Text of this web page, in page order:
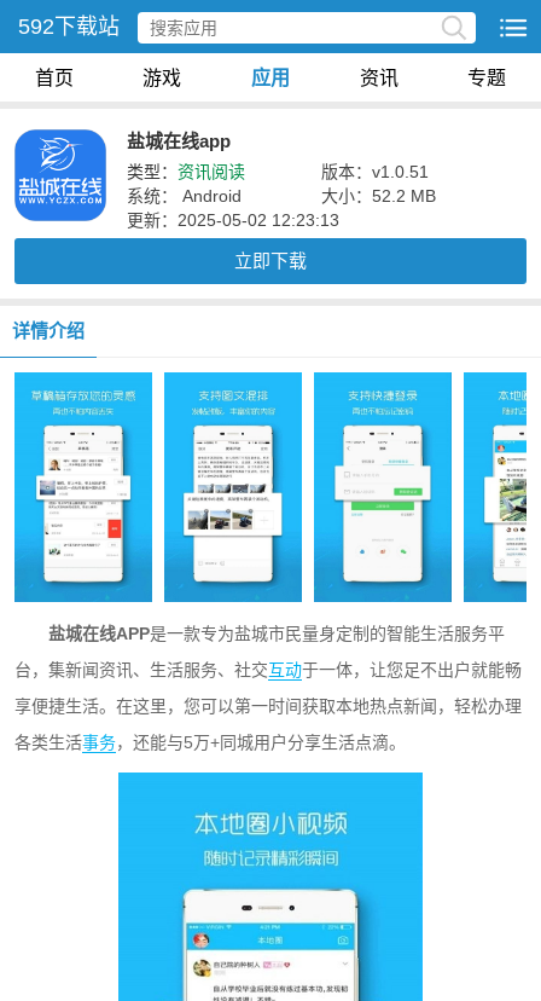
592下载站
首页 游戏 应用 资讯 专题
盐城在线app
类型： 资讯阅读
版本：v1.0.51
系统： Android
大小：52.2 MB
更新：2025-05-02 12:23:13
立即下载
详情介绍
盐城在线APP是一款专为盐城市民量身定制的智能生活服务平
台，集新闻资讯、生活服务、社交互动于一体，让您足不出户就能畅
享便捷生活。在这里，您可以第一时间获取本地热点新闻，轻松办理
各类生活事务，还能与5万+同城用户分享生活点滴。